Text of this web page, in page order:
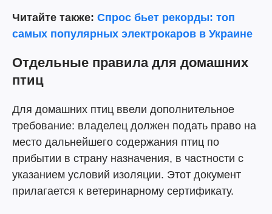
Читайте также: Спрос бьет рекорды: топ
самых популярных электрокаров в Украине
Отдельные правила для домашних
птиц
Для домашних птиц ввели дополнительное
требование: владелец должен подать право на
место дальнейшего содержания птиц по
прибытии в страну назначения, в частности с
указанием условий изоляции. Этот документ
прилагается к ветеринарному сертификату.